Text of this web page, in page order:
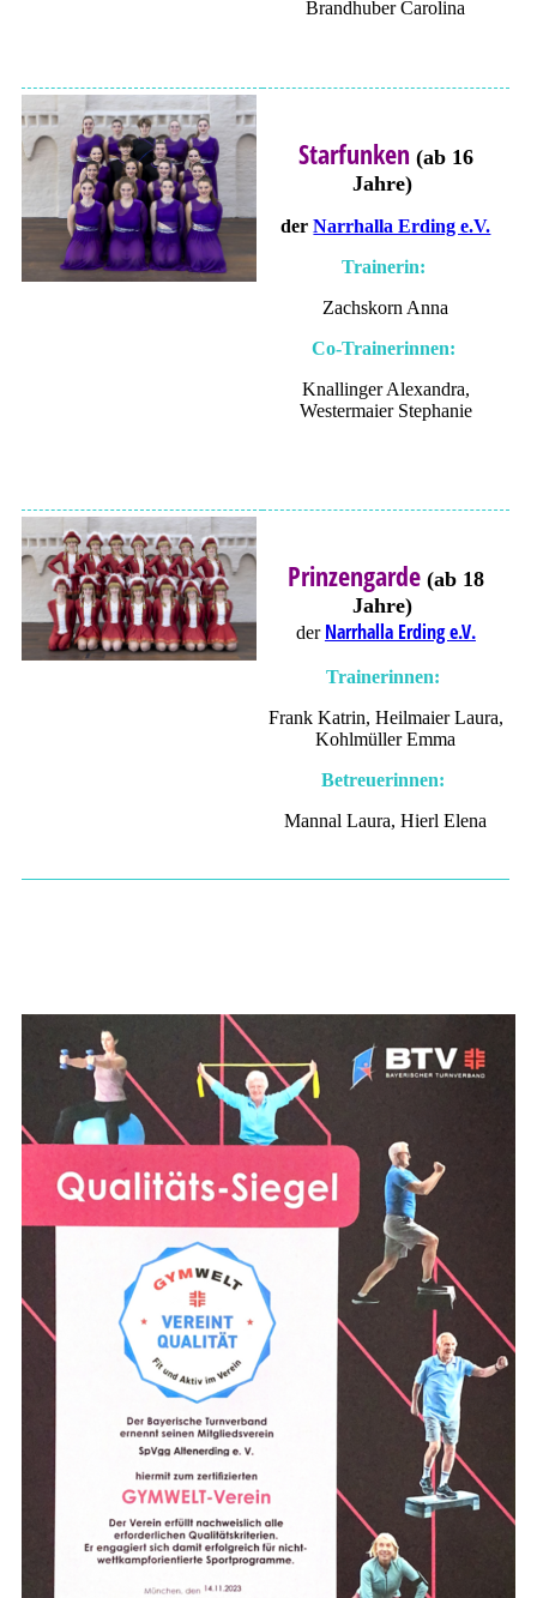
Brandhuber Carolina
Starfunken (ab 16
Jahre)
derNarrhalla Erding e.V.
Trainerin:
Zachskorn Anna
Co-Trainerinnen:
Knallinger Alexandra,
Westermaier Stephanie
Prinzengarde(ab 18
Jahre)
der Narrhalla Erding e.V.
Trainerinnen:
Frank Katrin, Heilmaier Laura,
Kohlmüller Emma
Betreuerinnen:
Mannal Laura, Hierl Elena